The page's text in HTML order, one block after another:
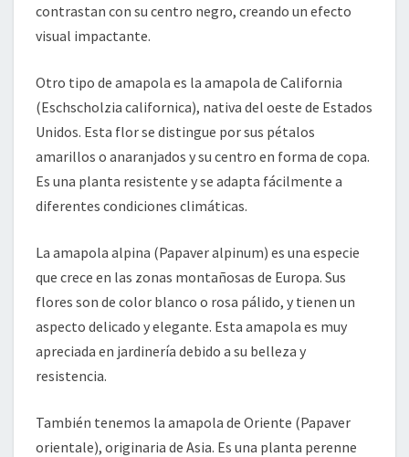
contrastan con su centro negro, creando un efecto
visual impactante.
Otro tipo de amapola es la amapola de California
(Eschscholzia californica), nativa del oeste de Estados
Unidos. Esta flor se distingue por sus pétalos
amarillos o anaranjados y su centro en forma de copa.
Es una planta resistente y se adapta fácilmente a
diferentes condiciones climáticas.
La amapola alpina (Papaver alpinum) es una especie
que crece en las zonas montañosas de Europa. Sus
flores son de color blanco o rosa pálido, y tienen un
aspecto delicado y elegante. Esta amapola es muy
apreciada en jardinería debido a su belleza y
resistencia.
También tenemos la amapola de Oriente (Papaver
orientale), originaria de Asia. Es una planta perenne